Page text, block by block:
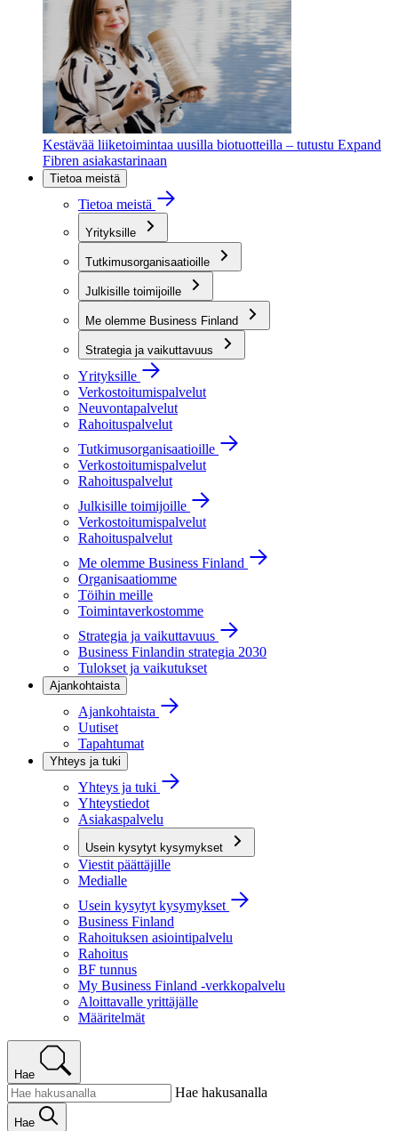
Kestävää liiketoimintaa uusilla biotuotteilla – tutustu Expand
Fibren asiakastarinaan
Tietoa meistä
Tietoa meistä
Yrityksille
Tutkimusorganisaatioille
Julkisille toimijoille
Me olemme Business Finland
Strategia ja vaikuttavuus
Yrityksille
Verkostoitumispalvelut
Neuvontapalvelut
Rahoituspalvelut
Tutkimusorganisaatioille
Verkostoitumispalvelut
Rahoituspalvelut
Julkisille toimijoille
Verkostoitumispalvelut
Rahoituspalvelut
Me olemme Business Finland
Organisaatiomme
Töihin meille
Toimintaverkostomme
Strategia ja vaikuttavuus
Business Finlandin strategia 2030
Tulokset ja vaikutukset
Ajankohtaista
Ajankohtaista
Uutiset
Tapahtumat
Yhteys ja tuki
Yhteys ja tuki
Yhteystiedot
Asiakaspalvelu
Usein kysytyt kysymykset
Viestit päättäjille
Medialle
Usein kysytyt kysymykset
Business Finland
Rahoituksen asiointipalvelu
Rahoitus
BF tunnus
My Business Finland -verkkopalvelu
Aloittavalle yrittäjälle
Määritelmät
Hae
Hae hakusanalla
Hae